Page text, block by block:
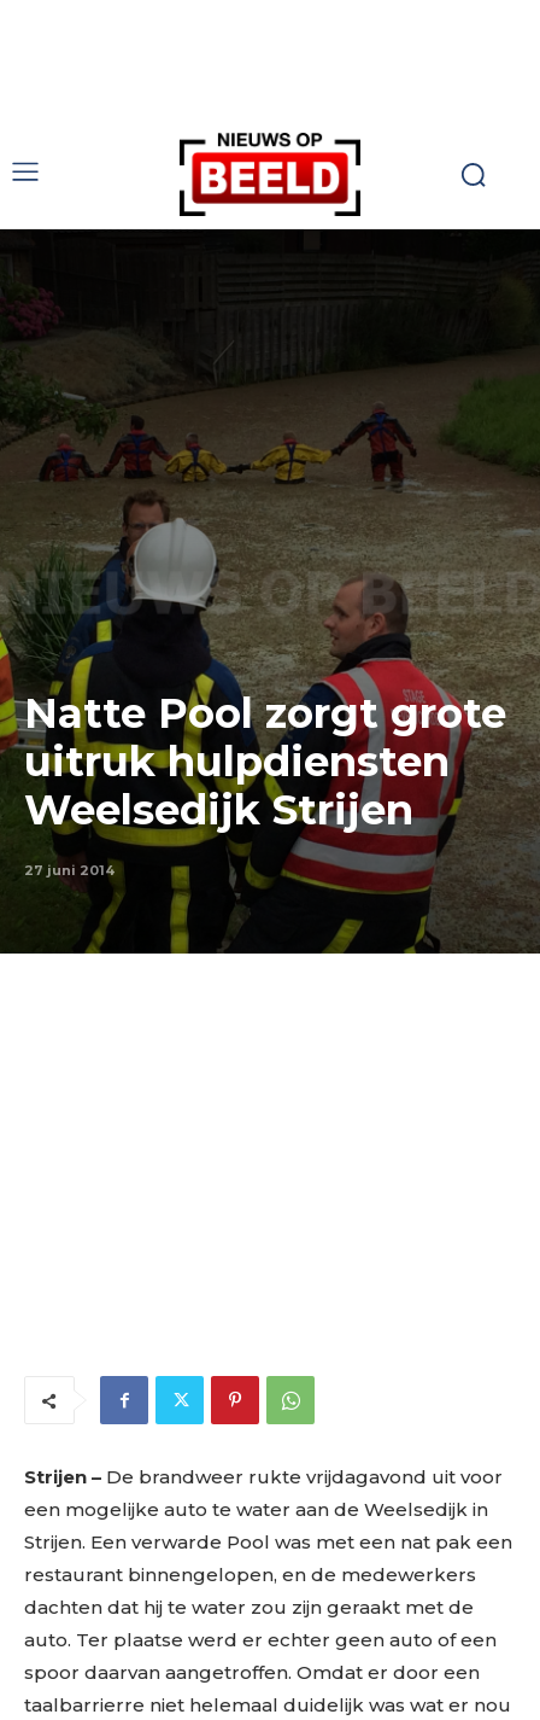
Natte Pool zorgt grote
uitruk hulpdiensten
Weelsedijk Strijen
27 juni 2014
Strijen – De brandweer rukte vrijdagavond uit voor
een mogelijke auto te water aan de Weelsedijk in
Strijen. Een verwarde Pool was met een nat pak een
restaurant binnengelopen, en de medewerkers
dachten dat hij te water zou zijn geraakt met de
auto. Ter plaatse werd er echter geen auto of een
spoor daarvan aangetroffen. Omdat er door een
taalbarrierre niet helemaal duidelijk was wat er nou